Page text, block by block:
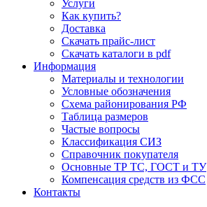
Услуги
Как купить?
Доставка
Скачать прайс-лист
Скачать каталоги в pdf
Информация
Материалы и технологии
Условные обозначения
Схема районирования РФ
Таблица размеров
Частые вопросы
Классификация СИЗ
Справочник покупателя
Основные ТР ТС, ГОСТ и ТУ
Компенсация средств из ФСС
Контакты